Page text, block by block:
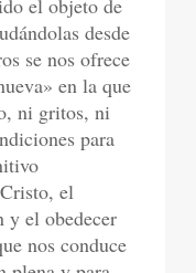
el objeto de
desde
se nos ofrece
en la que
ni gritos, ni
para
el
y el obedecer
nos conduce